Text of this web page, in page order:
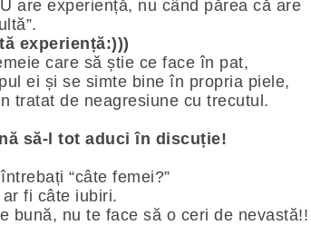
are experiență, nu când părea că are
experiență:)))
care să știe ce face în pat,
ei și se simte bine în propria piele,
tratat de neagresiune cu trecutul.
să-l tot aduci în discuție!
“câte femei?”
fi câte iubiri.
bună, nu te face să o ceri de nevastă!!